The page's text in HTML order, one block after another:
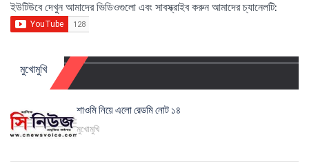
ইউটিউবে দেখুন আমাদের ভিডিওগুলো এবং সাবস্ক্রাইব করুন আমাদের চ্যানেলটি:
মুখোমুখি
শাওমি নিয়ে এলো রেডমি নোট ১৪
মুখোমুখি